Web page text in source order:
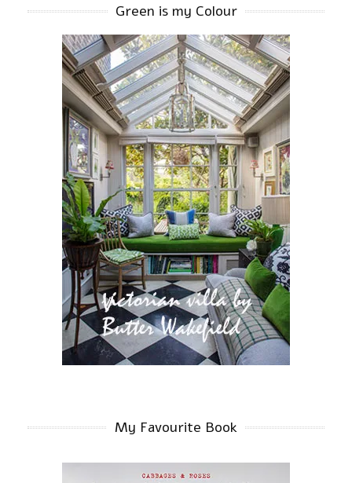
Green is my Colour
My Favourite Book